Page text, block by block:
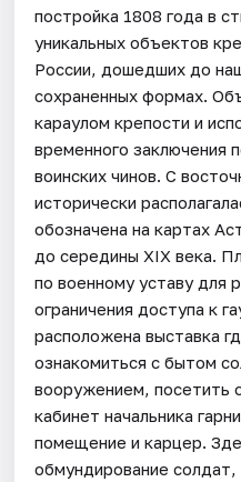
постройка 1808 года в
уникальных объектов
России, дошедших до
сохраненных формах.
караулом крепости и
временного заключения
воинских чинов. С
исторически
обозначена на картах
до середины XIX века.
по военному уставу для
ограничения доступа к
расположена выставка
ознакомиться с бытом
вооружением, посетить
кабинет начальника
помещение и карцер.
обмундирование